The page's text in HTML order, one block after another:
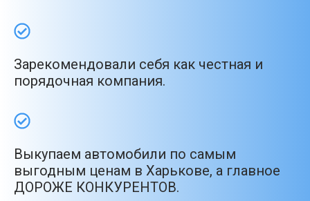
Зарекомендовали себя как честная и
порядочная компания.
Выкупаем автомобили по самым
выгодным ценам в Харькове, а главное
ДОРОЖЕ КОНКУРЕНТОВ.